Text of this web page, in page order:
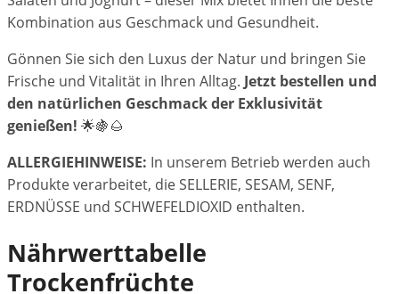
Kombination aus Geschmack und Gesundheit.
Gönnen Sie sich den Luxus der Natur und bringen Sie
Frische und Vitalität in Ihren Alltag. Jetzt bestellen und
den natürlichen Geschmack der Exklusivität
genießen! 🌟🍇🌰
ALLERGIEHINWEISE: In unserem Betrieb werden auch
Produkte verarbeitet, die SELLERIE, SESAM, SENF,
ERDNÜSSE und SCHWEFELDIOXID enthalten.
Nährwerttabelle
Trockenfrüchte